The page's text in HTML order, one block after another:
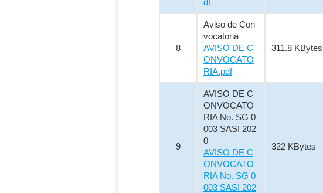
8
Aviso de Con
vocatoria
AVISO DE C
ONVOCATO
RIA.pdf
311.8 KBytes
9
AVISO DE C
ONVOCATO
RIA No. SG 0
003 SASI 202
0
AVISO DE C
ONVOCATO
RIA No. SG 0
003 SASI 202
322 KBytes